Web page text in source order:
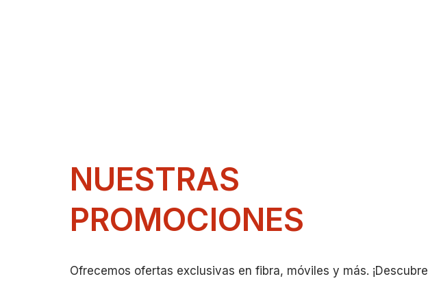
NUESTRAS
PROMOCIONES
Ofrecemos ofertas exclusivas en fibra, móviles y más. ¡Descubre